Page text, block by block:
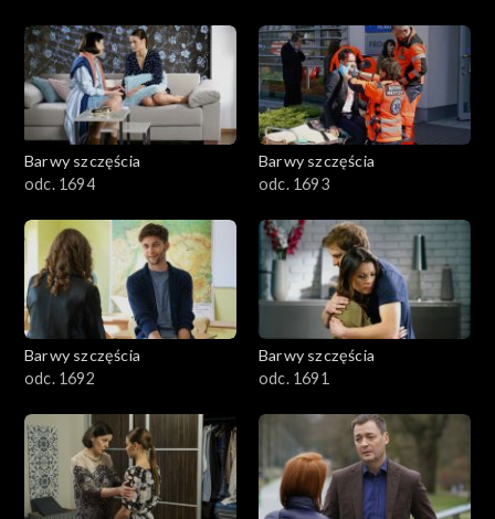
2201–2300
2101–2200
2001–2100
1801–1900
1701–1800
1601–1700
1501–1600
1401–1500
Barwy szczęścia
odc. 1694
Barwy szczęścia
odc. 1693
Barwy szczęścia
odc. 1692
Barwy szczęścia
odc. 1691